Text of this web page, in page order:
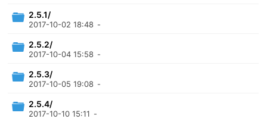
2.5.1/
2017-10-02 18:48 -
2.5.2/
2017-10-04 15:58 -
2.5.3/
2017-10-05 19:08 -
2.5.4/
2017-10-10 15:11 -